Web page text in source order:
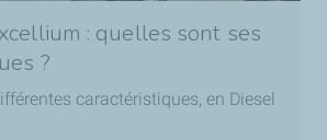
: quelles sont ses
?
caractéristiques, en Diesel